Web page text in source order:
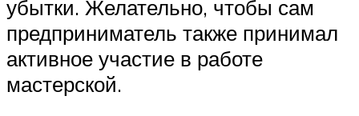
убытки. Желательно, чтобы сам
предприниматель также принимал
активное участие в работе
мастерской.